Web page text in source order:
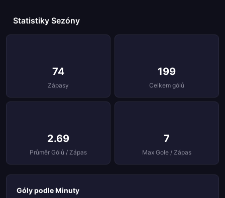
Statistiky Sezóny
74
Zápasy
199
Celkem gólů
2.69
Průměr Gólů / Zápas
7
Max Gole / Zápas
Góly podle Minuty